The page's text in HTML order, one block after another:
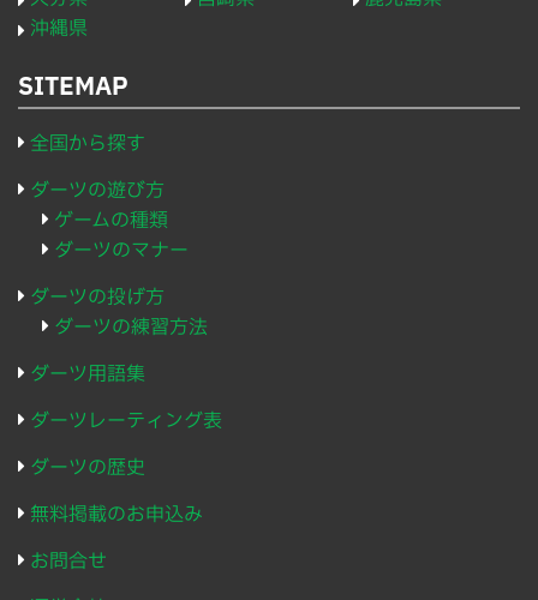
沖縄県
SITEMAP
全国から探す
ダーツの遊び方
ゲームの種類
ダーツのマナー
ダーツの投げ方
ダーツの練習方法
ダーツ用語集
ダーツレーティング表
ダーツの歴史
無料掲載のお申込み
お問合せ